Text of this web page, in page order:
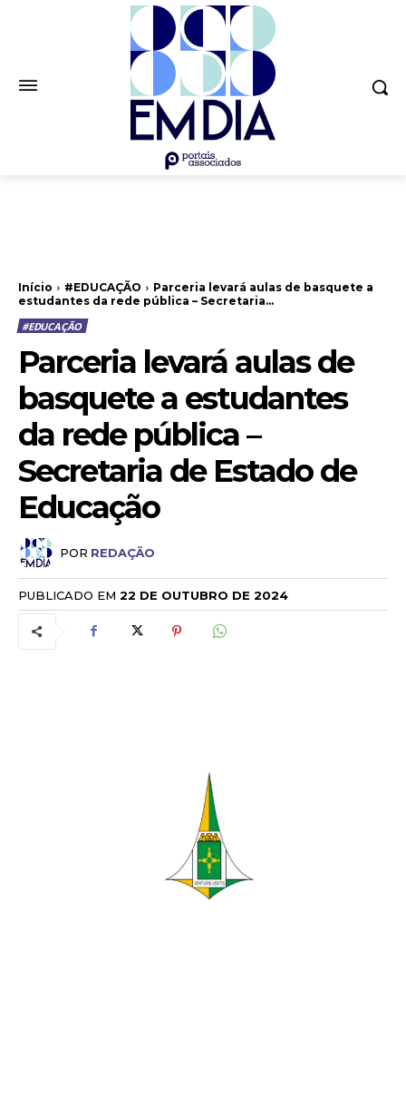
Início #EDUCAÇÃO
Parceria levará aulas de basquete a
estudantes da rede pública – Secretaria...
#EDUCAÇÃO
Parceria levará aulas de
basquete a estudantes
da rede pública –
Secretaria de Estado de
Educação
POR REDAÇÃO
PUBLICADO EM 22 DE OUTUBRO DE 2024